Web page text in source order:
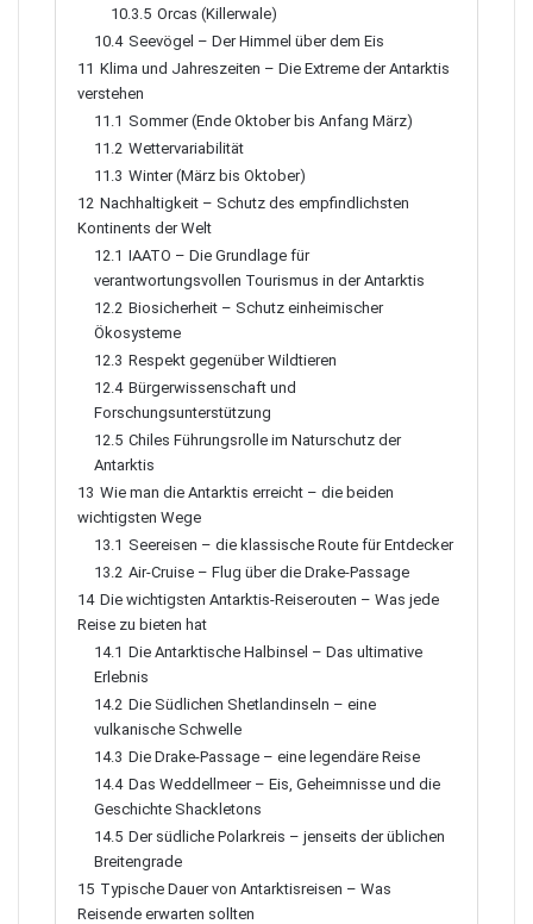
10.3.5 Orcas (Killerwale)
10.4 Seevögel – Der Himmel über dem Eis
11 Klima und Jahreszeiten – Die Extreme der Antarktis
verstehen
11.1 Sommer (Ende Oktober bis Anfang März)
11.2 Wettervariabilität
11.3 Winter (März bis Oktober)
12 Nachhaltigkeit – Schutz des empfindlichsten
Kontinents der Welt
12.1 IAATO – Die Grundlage für
verantwortungsvollen Tourismus in der Antarktis
12.2 Biosicherheit – Schutz einheimischer
Ökosysteme
12.3 Respekt gegenüber Wildtieren
12.4 Bürgerwissenschaft und
Forschungsunterstützung
12.5 Chiles Führungsrolle im Naturschutz der
Antarktis
13 Wie man die Antarktis erreicht – die beiden
wichtigsten Wege
13.1 Seereisen – die klassische Route für Entdecker
13.2 Air-Cruise – Flug über die Drake-Passage
14 Die wichtigsten Antarktis-Reiserouten – Was jede
Reise zu bieten hat
14.1 Die Antarktische Halbinsel – Das ultimative
Erlebnis
14.2 Die Südlichen Shetlandinseln – eine
vulkanische Schwelle
14.3 Die Drake-Passage – eine legendäre Reise
14.4 Das Weddellmeer – Eis, Geheimnisse und die
Geschichte Shackletons
14.5 Der südliche Polarkreis – jenseits der üblichen
Breitengrade
15 Typische Dauer von Antarktisreisen – Was
Reisende erwarten sollten